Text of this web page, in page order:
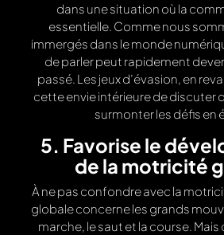
dans une situation où la
essentielle. Comme nous
immergés dans le monde
de parler peut rapidement
passé. Les jeux d’évasion, en
cette envie intérieure de discuter
surmonter les défis en
5. Favorise le
de la motricité
À ne pas confondre avec la
globale concerne les grands
marche, le saut et la course.